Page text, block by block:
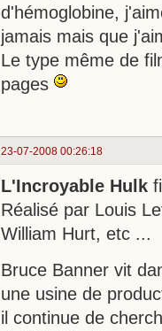
d'hémoglobine,
jamais mais que
Le type même de
pages
23-07-2008 00:26:18
L'Incroyable Hulk
Réalisé par Louis
William Hurt, etc ...
Bruce Banner vit
une usine de
il continue de